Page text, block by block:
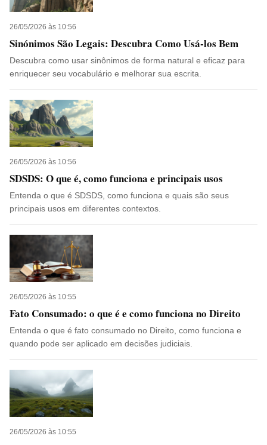
26/05/2026 às 10:56
Sinónimos São Legais: Descubra Como Usá-los Bem
Descubra como usar sinônimos de forma natural e eficaz para
enriquecer seu vocabulário e melhorar sua escrita.
26/05/2026 às 10:56
SDSDS: O que é, como funciona e principais usos
Entenda o que é SDSDS, como funciona e quais são seus
principais usos em diferentes contextos.
26/05/2026 às 10:55
Fato Consumado: o que é e como funciona no Direito
Entenda o que é fato consumado no Direito, como funciona e
quando pode ser aplicado em decisões judiciais.
26/05/2026 às 10:55